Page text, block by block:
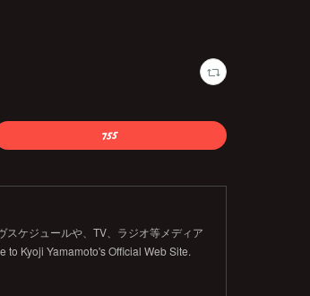
ケジュールや、TV、ラジオ等メディア
to Kyoji Yamamoto's Official Web Site.